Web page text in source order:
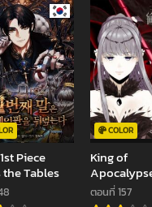
ตอนที่ 236
พฤศจิกายน 22, 2022
ตอนที่ 232
พฤศจิกายน 22, 2022
ตอนที่ 228
พฤศจิกายน 22, 2022
ตอนที่ 224
พฤศจิกายน 22, 2022
Piece
Tables
COLOR
King of
ตอนที่ 157